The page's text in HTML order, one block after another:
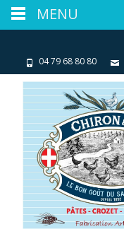
04 79 68 80 80
MENU